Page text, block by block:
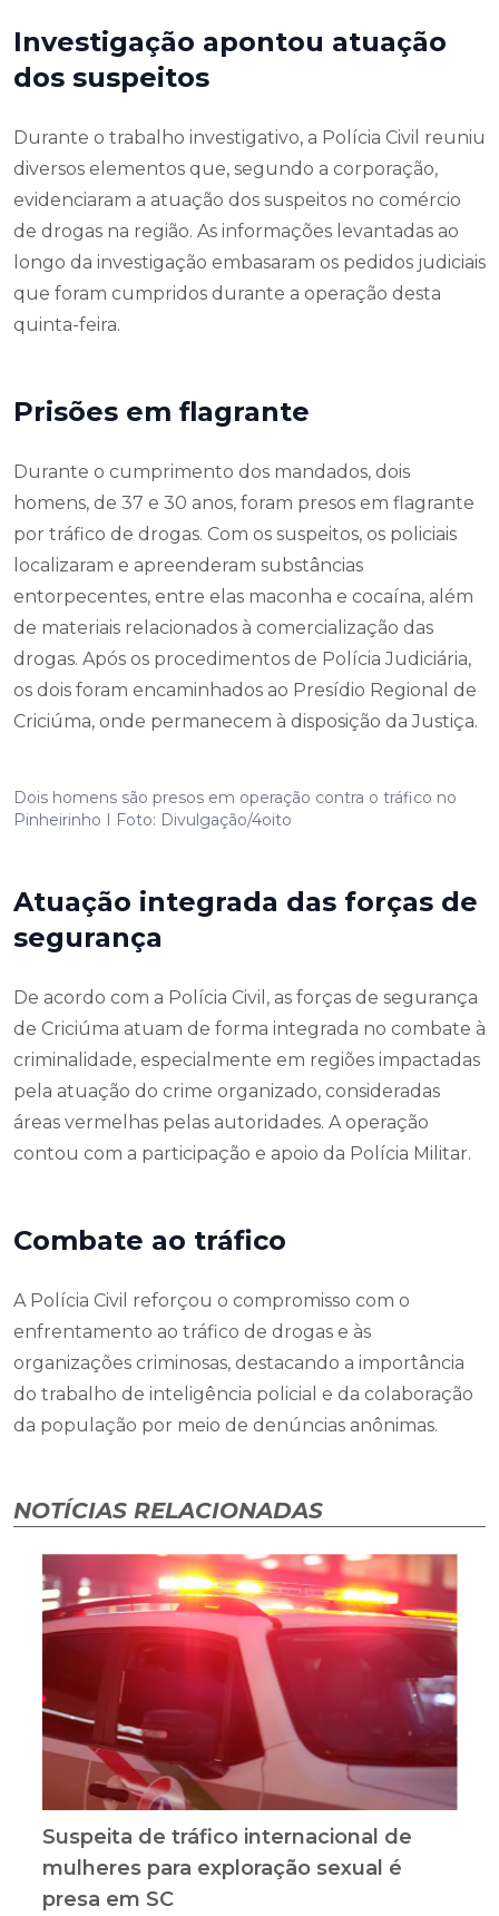
Investigação apontou atuação
dos suspeitos
Durante o trabalho investigativo, a Polícia Civil reuniu
diversos elementos que, segundo a corporação,
evidenciaram a atuação dos suspeitos no comércio
de drogas na região. As informações levantadas ao
longo da investigação embasaram os pedidos judiciais
que foram cumpridos durante a operação desta
quinta-feira.
Prisões em flagrante
Durante o cumprimento dos mandados, dois
homens, de 37 e 30 anos, foram presos em flagrante
por tráfico de drogas. Com os suspeitos, os policiais
localizaram e apreenderam substâncias
entorpecentes, entre elas maconha e cocaína, além
de materiais relacionados à comercialização das
drogas. Após os procedimentos de Polícia Judiciária,
os dois foram encaminhados ao Presídio Regional de
Criciúma, onde permanecem à disposição da Justiça.
Dois homens são presos em operação contra o tráfico no
Pinheirinho I Foto: Divulgação/4oito
Atuação integrada das forças de
segurança
De acordo com a Polícia Civil, as forças de segurança
de Criciúma atuam de forma integrada no combate à
criminalidade, especialmente em regiões impactadas
pela atuação do crime organizado, consideradas
áreas vermelhas pelas autoridades. A operação
contou com a participação e apoio da Polícia Militar.
Combate ao tráfico
A Polícia Civil reforçou o compromisso com o
enfrentamento ao tráfico de drogas e às
organizações criminosas, destacando a importância
do trabalho de inteligência policial e da colaboração
da população por meio de denúncias anônimas.
NOTÍCIAS RELACIONADAS
Suspeita de tráfico internacional de
mulheres para exploração sexual é
presa em SC